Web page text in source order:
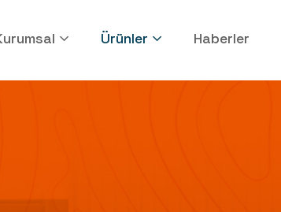
Ürünler Haberler